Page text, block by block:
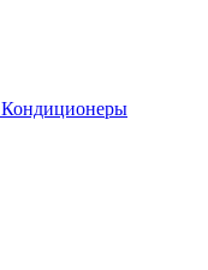
Кондиционеры